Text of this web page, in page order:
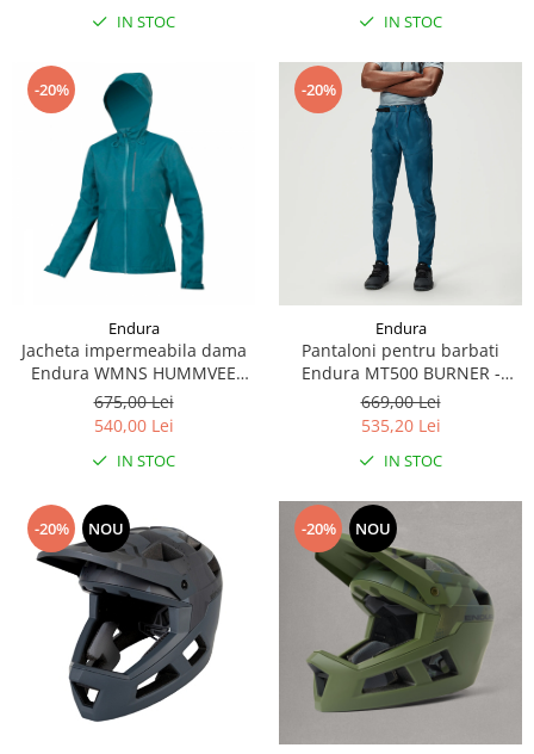
IN STOC IN STOC
-20%
Endura
Jacheta impermeabila dama
Endura WMNS HUMMVEE
HODED - deep teal
675,00 Lei
540,00 Lei
IN STOC
-20%
Endura
Pantaloni pentru barbati
Endura MT500 BURNER -
BLUE STEEL
669,00 Lei
535,20 Lei
IN STOC
-20% NOU -20% NOU